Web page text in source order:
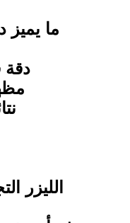
ما
دقة
الليزر